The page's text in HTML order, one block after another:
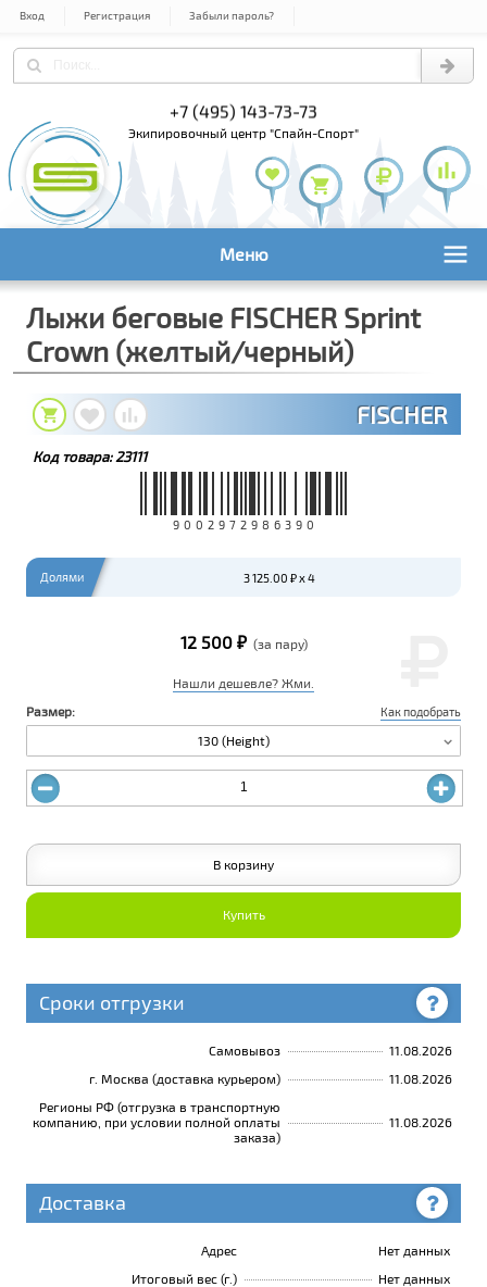
Вход Регистрация Забыли пароль?
+7 (495) 143-73-73
экипировочный центр "Спайн-Спорт"
Меню
Лыжи беговые FISCHER Sprint
Crown (желтый/черный)
FISCHER
Код товара:23111
9002972986390
Долями 3 125.00 ₽ x 4
12 500 ₽ (за пару)
Нашли дешевле? Жми.
Размер:
Как подобрать
130 (Height)
В корзину
Купить
Сроки отгрузки
Самовывоз
11.08.2026
г. Москва (доставка курьером)
11.08.2026
Регионы РФ (отгрузка в транспортную
компанию, при условии полной оплаты
заказа)
11.08.2026
Доставка
Адрес
Нет данных
Итоговый вес (г.)
Нет данных